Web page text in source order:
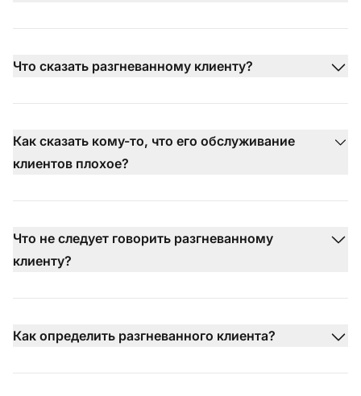
Что сказать разгневанному клиенту?
Как сказать кому-то, что его обслуживание
клиентов плохое?
Что не следует говорить разгневанному
клиенту?
Как определить разгневанного клиента?